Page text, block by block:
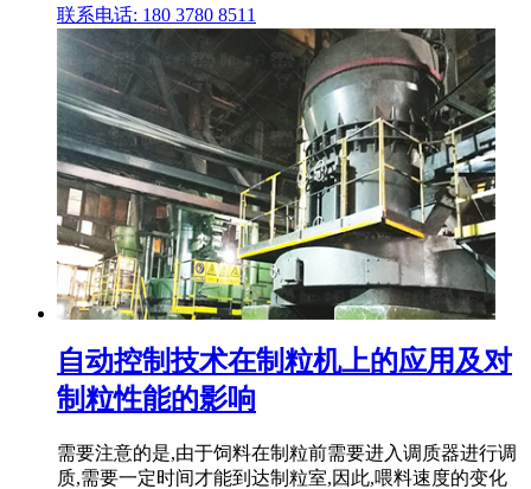
联系电话: 180 3780 8511
自动控制技术在制粒机上的应用及对
制粒性能的影响
需要注意的是,由于饲料在制粒前需要进入调质器进行调
质,需要一定时间才能到达制粒室,因此,喂料速度的变化